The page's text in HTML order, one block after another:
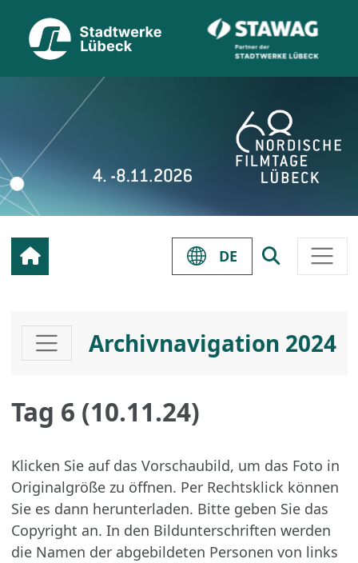
DE
Archivnavigation 2024
Tag 6 (10.11.24)
Klicken Sie auf das Vorschaubild, um das Foto in
Originalgröße zu öffnen. Per Rechtsklick können
Sie es dann herunterladen. Bitte geben Sie das
Copyright an. In den Bildunterschriften werden
die Namen der abgebildeten Personen von links